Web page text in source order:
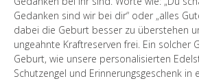
Gedanken sind wir bei dir“ oder „alles
dabei die Geburt besser zu überstehen
ungeahnte Kraftreserven frei. Ein solcher
Geburt, wie unsere personalisierten
Schutzengel und Erinnerungsgeschenk in